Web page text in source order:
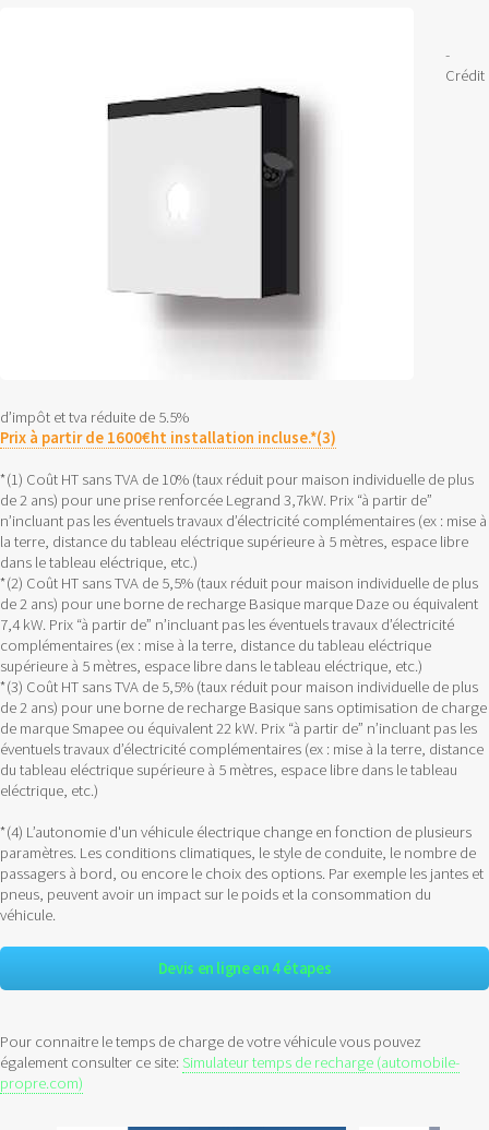
-
Crédit
d’impôt et tva réduite de 5.5%
Prix à partir de 1600€ht installation incluse.*(3)
*(1) Coût HT sans TVA de 10% (taux réduit pour maison individuelle de plus
de 2 ans) pour une prise renforcée Legrand 3,7kW. Prix “à partir de”
n’incluant pas les éventuels travaux d’électricité complémentaires (ex : mise à
la terre, distance du tableau eléctrique supérieure à 5 mètres, espace libre
dans le tableau eléctrique, etc.)
*(2) Coût HT sans TVA de 5,5% (taux réduit pour maison individuelle de plus
de 2 ans) pour une borne de recharge Basique marque Daze ou équivalent
7,4 kW. Prix “à partir de” n’incluant pas les éventuels travaux d’électricité
complémentaires (ex : mise à la terre, distance du tableau eléctrique
supérieure à 5 mètres, espace libre dans le tableau eléctrique, etc.)
*(3) Coût HT sans TVA de 5,5% (taux réduit pour maison individuelle de plus
de 2 ans) pour une borne de recharge Basique sans optimisation de charge
de marque Smapee ou équivalent 22 kW. Prix “à partir de” n’incluant pas les
éventuels travaux d’électricité complémentaires (ex : mise à la terre, distance
du tableau eléctrique supérieure à 5 mètres, espace libre dans le tableau
eléctrique, etc.)
*(4) L’autonomie d'un véhicule électrique change en fonction de plusieurs
paramètres. Les conditions climatiques, le style de conduite, le nombre de
passagers à bord, ou encore le choix des options. Par exemple les jantes et
pneus, peuvent avoir un impact sur le poids et la consommation du
véhicule.
Devis en ligne en 4 étapes
Pour connaitre le temps de charge de votre véhicule vous pouvez
également consulter ce site: Simulateur temps de recharge (automobile-
propre.com)